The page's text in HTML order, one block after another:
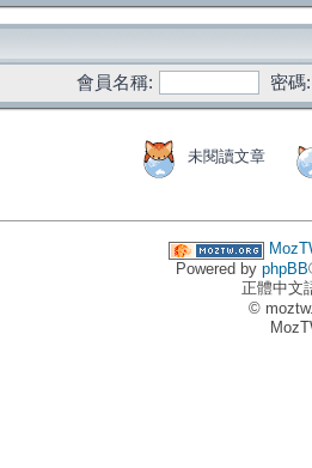
會員名稱:
密碼:
未閱讀文章
Powered by phpBB
正體中文
©